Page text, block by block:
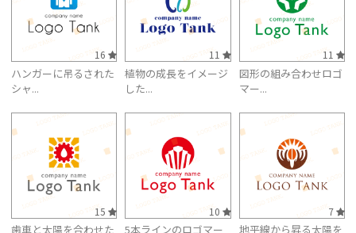
16
ハンガーに吊るされた
シャ...
11
植物の成長をイメージ
した...
11
図形の組み合わせロゴ
マー...
15
歯車と太陽を合わせた
10
5本ラインのロゴマー
7
地平線から昇る太陽を